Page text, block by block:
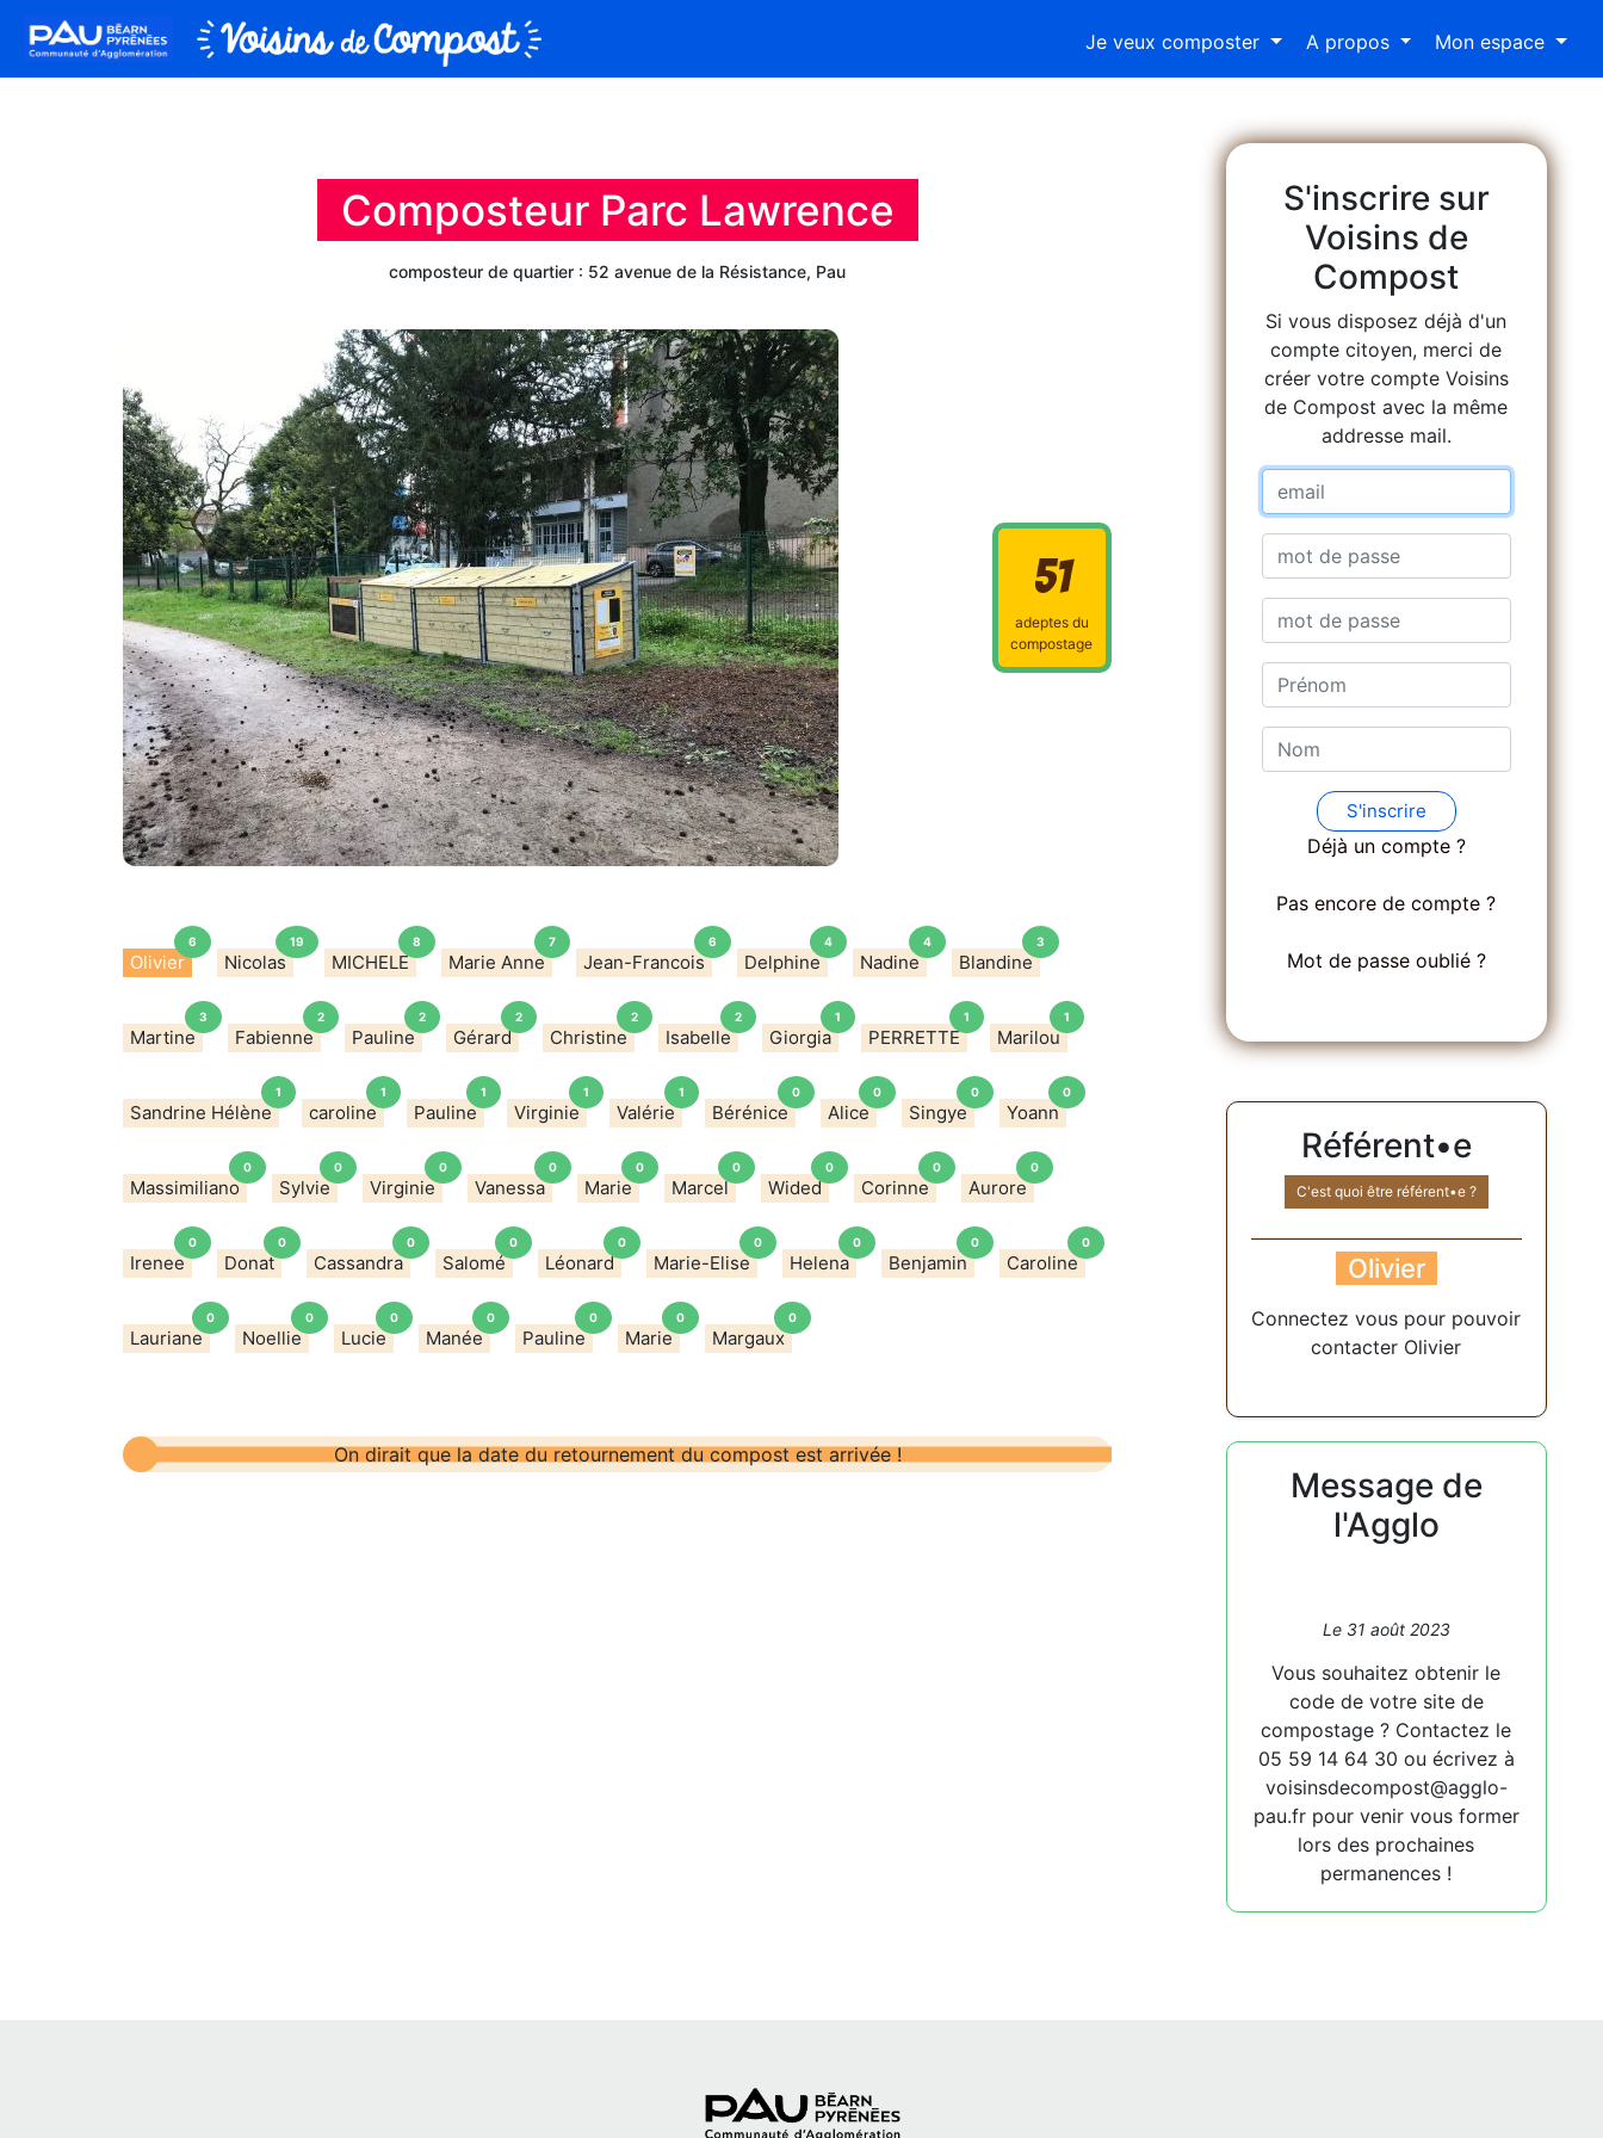
Je veux composter A propos Mon espace
Composteur Parc Lawrence
composteur de quartier : 52 avenue de la Résistance, Pau
51
adeptes du
compostage
Olivier
6
Nicolas
19
MICHELE
8
Marie Anne
7
Jean-Francois
6
Delphine
4
Nadine
4
Blandine
3
Martine
3
Fabienne
2
Pauline
2
Gérard
2
Christine
2
Isabelle
2
Giorgia
1
PERRETTE
1
Marilou
1
Sandrine Hélène
1
caroline
1
Pauline
1
Virginie
1
Valérie
1
Bérénice
0
Alice
0
Singye
0
Yoann
0
Massimiliano
0
Sylvie
0
Virginie
0
Vanessa
0
Marie
0
Marcel
0
Wided
0
Corinne
0
Aurore
0
Irenee
0
Donat
0
Cassandra
0
Salomé
0
Léonard
0
Marie-Elise
0
Helena
0
Benjamin
0
Caroline
0
Lauriane
0
Noellie
0
Lucie
0
Manée
0
Pauline
0
Marie
0
Margaux
0
On dirait que la date du retournement du compost est arrivée !
S'inscrire sur
Voisins de
Compost
Si vous disposez déjà d'un
compte citoyen, merci de
créer votre compte Voisins
de Compost avec la même
addresse mail.
Déjà un compte ?
Pas encore de compte ?
Mot de passe oublié ?
Référent•e
C'est quoi être référent•e ?
Olivier
Connectez vous pour pouvoir
contacter Olivier
Message de
l'Agglo
Le 31 août 2023
Vous souhaitez obtenir le
code de votre site de
compostage ? Contactez le
05 59 14 64 30 ou écrivez à
voisinsdecompost@agglo-
pau.fr pour venir vous former
lors des prochaines
permanences !